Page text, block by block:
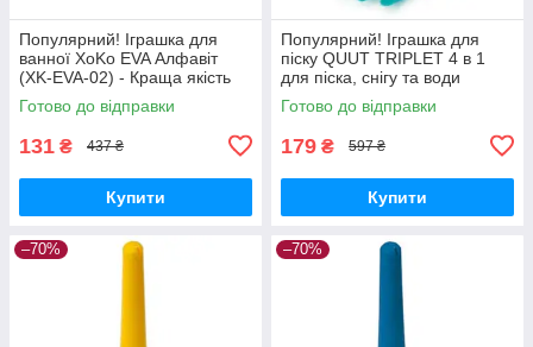
Популярний! Іграшка для
ванної XoKo EVA Алфавіт
(XK-EVA-02) - Краща якість
тільки на Nukleon.com.ua
Готово до відправки
131 ₴ 437 ₴
Купити
Популярний! Іграшка для
піску QUUT TRIPLET 4 в 1
для піска, снігу та води
зелений (170006) - Краща
якість тільки на
Готово до відправки
179 ₴ 597 ₴
Купити
–70% –70%